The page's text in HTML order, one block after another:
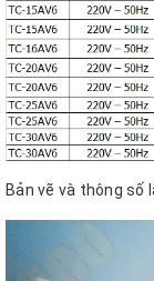
Bản vẽ và thông số